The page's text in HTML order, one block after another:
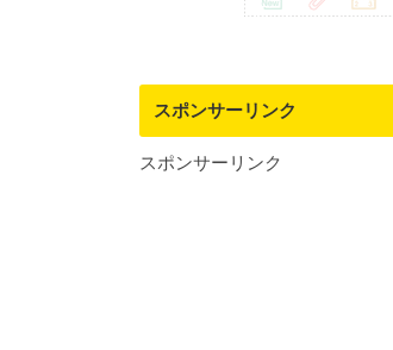
スポンサーリンク
スポンサーリンク